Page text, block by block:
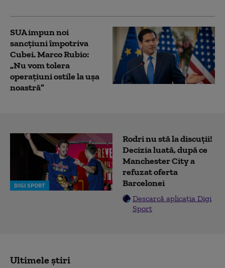
SUA impun noi
sancţiuni împotriva
Cubei. Marco Rubio:
„Nu vom tolera
operaţiuni ostile la uşa
noastră”
DIGI SPORT
Rodri nu stă la discuții!
Decizia luată, după ce
Manchester City a
refuzat oferta
Barcelonei
Descarcă aplicația Digi
Sport
Ultimele știri